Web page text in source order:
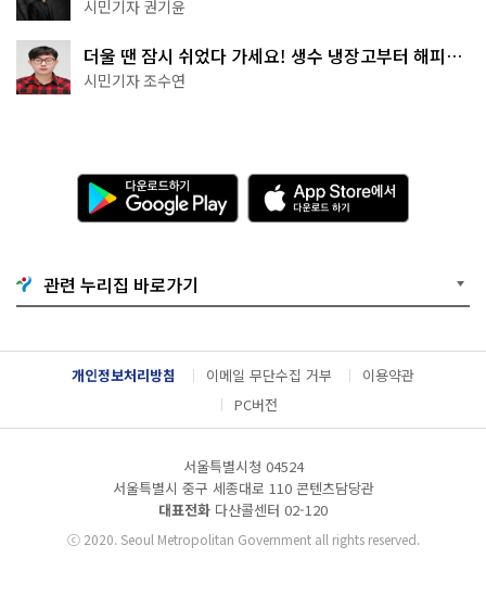
시민기자 권기윤
더울 땐 잠시 쉬었다 가세요! 생수 냉장고부터 해피소
·무더위쉼터까지
시민기자 조수연
다
운
로
기
G
o
g
l
e
A
p
p
e
서
다
운
관련 누리집 바로가기
개인정보처리방침 이메일 무단수집 거부
이용약관
PC버전
서울특별시청 04524
서울특별시 중구 세종대로 110 콘텐츠담당관
대표전화 다산콜센터 02-120
ⓒ2020. Seoul Metropolitan Government all rights reserved.